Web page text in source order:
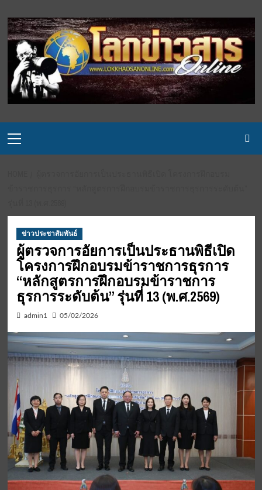
to
content
Menu
ข่าวประชาสัมพันธ์
ผู้ตรวจการอัยการเป็นประธานพิธีเปิด
โครงการฝึกอบรมข้าราชการธุรการ
“หลักสูตรการฝึกอบรมข้าราชการ
ธุรการระดับต้น” รุ่นที่ 13 (พ.ศ.2569)
admin1 05/02/2026